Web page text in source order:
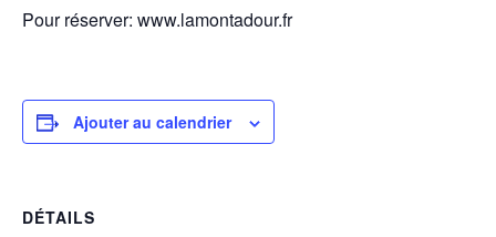
Pour réserver: www.lamontadour.fr
Ajouter au calendrier
DÉTAILS